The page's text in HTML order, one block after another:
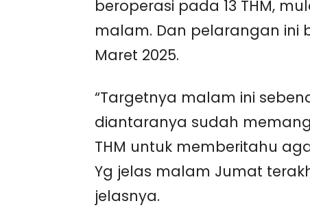
beroperasi pada 13 THM,
malam. Dan pelarangan ini
Maret 2025.
“Targetnya malam ini
diantaranya sudah
THM untuk memberitahu
Yg jelas malam Jumat
jelasnya.